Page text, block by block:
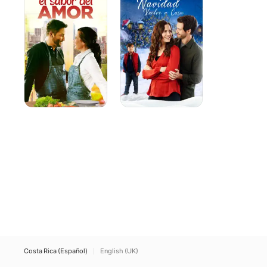
amor
Casa
Costa Rica (Español) English (UK)